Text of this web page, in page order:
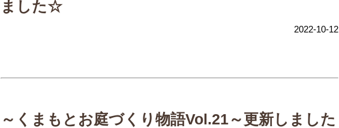
ました☆
2022-10-12
～くまもとお庭づくり物語Vol.21～更新しました